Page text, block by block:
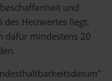
und
Heizwertes liegt.
dafür mindestens 20